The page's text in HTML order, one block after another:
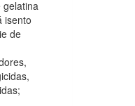
isento
de